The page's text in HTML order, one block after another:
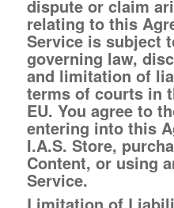
dispute or claim
relating to this
Service is subject
governing law,
and limitation of
terms of courts in
EU. You agree to
entering into this
I.A.S. Store,
Content, or using
Service.